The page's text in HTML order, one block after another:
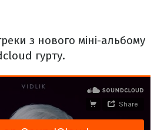
з нового міні-альбому
гурту.